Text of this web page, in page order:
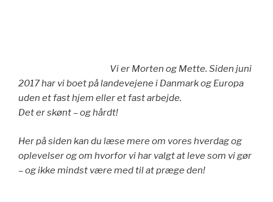
Vi er Morten og Mette. Siden juni
2017 har vi boet på landevejene i Danmark og Europa
uden et fast hjem eller et fast arbejde.
Det er skønt – og hårdt!
Her på siden kan du læse mere om vores hverdag og
oplevelser og om hvorfor vi har valgt at leve som vi gør
– og ikke mindst være med til at præge den!